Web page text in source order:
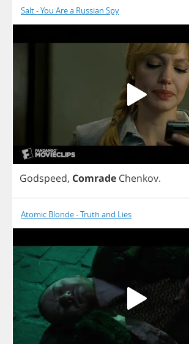
Salt - You Are a Russian Spy
Godspeed, Comrade Chenkov.
Atomic Blonde - Truth and Lies